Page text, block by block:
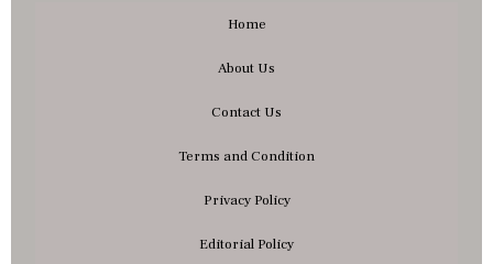
Home
About Us
Contact Us
Terms and Condition
Privacy Policy
Editorial Policy